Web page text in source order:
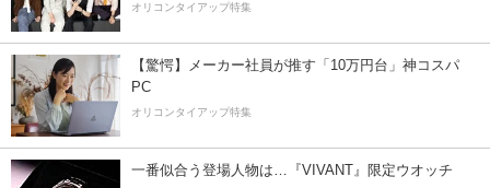
オリコンタイアップ特集
【驚愕】メーカー社員が推す「10万円台」神コスパ
PC
オリコンタイアップ特集
一番似合う登場人物は…『VIVANT』限定ウオッチ